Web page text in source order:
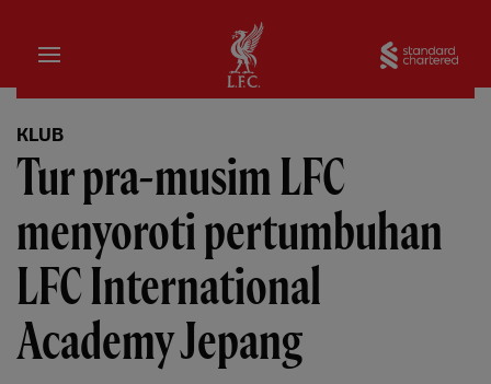
Rumah
KLUB
Tur pra-musim LFC
menyoroti pertumbuhan
LFC International
Academy Jepang